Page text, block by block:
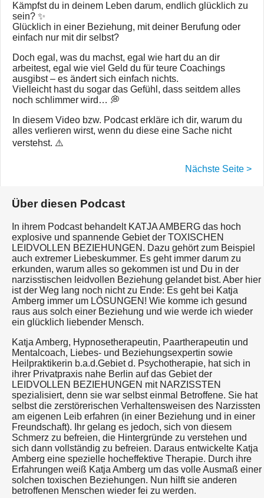
Kämpfst du in deinem Leben darum, endlich glücklich zu
sein? ✨
Glücklich in einer Beziehung, mit deiner Berufung oder
einfach nur mit dir selbst?
Doch egal, was du machst, egal wie hart du an dir
arbeitest, egal wie viel Geld du für teure Coachings
ausgibst – es ändert sich einfach nichts.
Vielleicht hast du sogar das Gefühl, dass seitdem alles
noch schlimmer wird… 💭
In diesem Video bzw. Podcast erkläre ich dir, warum du
alles verlieren wirst, wenn du diese eine Sache nicht
verstehst. ⚠️
Nächste Seite >
Über diesen Podcast
In ihrem Podcast behandelt KATJA AMBERG das hoch
explosive und spannende Gebiet der TOXISCHEN
LEIDVOLLEN BEZIEHUNGEN. Dazu gehört zum Beispiel
auch extremer Liebeskummer. Es geht immer darum zu
erkunden, warum alles so gekommen ist und Du in der
narzisstischen leidvollen Beziehung gelandet bist. Aber hier
ist der Weg lang noch nicht zu Ende: Es geht bei Katja
Amberg immer um LÖSUNGEN! Wie komme ich gesund
raus aus solch einer Beziehung und wie werde ich wieder
ein glücklich liebender Mensch.
Katja Amberg, Hypnosetherapeutin, Paartherapeutin und
Mentalcoach, Liebes- und Beziehungsexpertin sowie
Heilpraktikerin b.a.d.Gebiet d. Psychotherapie, hat sich in
ihrer Privatpraxis nahe Berlin auf das Gebiet der
LEIDVOLLEN BEZIEHUNGEN mit NARZISSTEN
spezialisiert, denn sie war selbst einmal Betroffene. Sie hat
selbst die zerstörerischen Verhaltensweisen des Narzissten
am eigenen Leib erfahren (in einer Beziehung und in einer
Freundschaft). Ihr gelang es jedoch, sich von diesem
Schmerz zu befreien, die Hintergründe zu verstehen und
sich dann vollständig zu befreien. Daraus entwickelte Katja
Amberg eine spezielle hocheffektive Therapie. Durch ihre
Erfahrungen weiß Katja Amberg um das volle Ausmaß einer
solchen toxischen Beziehungen. Nun hilft sie anderen
betroffenen Menschen wieder fei zu werden.